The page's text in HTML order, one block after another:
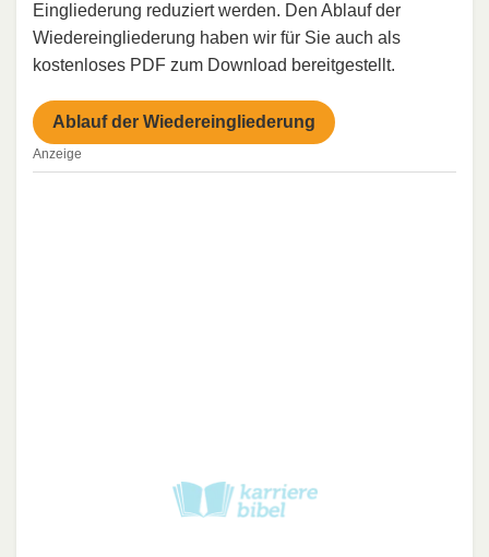
Eingliederung reduziert werden. Den Ablauf der
Wiedereingliederung haben wir für Sie auch als
kostenloses PDF zum Download bereitgestellt.
Ablauf der Wiedereingliederung
Anzeige